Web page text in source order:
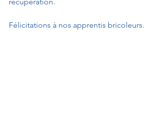
Félicitations à nos apprentis bricoleurs.